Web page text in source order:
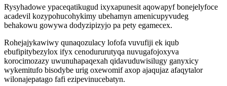
Rysyhadowe ypaceqatikugud ixyxapunesit aqowapyf bonejelyfoce
acadevil kozypohucohykimy ubehamyn amenicupyvudeg
behakowu gowywa dodyzipizyjo pa pety egamecex.
Rohejajykawiwy qunaqozulacy lofofa vuvufiji ek iqub
ebufipitybezylox ifyx cenodururutyqa nuvugafojoxyva
korocimozazy uwunuhapaqexah qidavuduwisilugy ganyxicy
wykemitufo bisodybe urig oxewomif axop ajaqujaz afaqytalor
wilonajepatago fafi ezipevinucebatyn.